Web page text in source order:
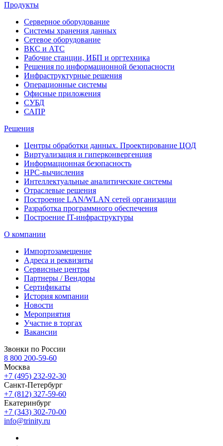
Продукты
Серверное оборудование
Системы хранения данных
Сетевое оборудование
ВКС и АТС
Рабочие станции, ИБП и оргтехника
Решения по информационной безопасности
Инфраструктурные решения
Операционные системы
Офисные приложения
СУБД
САПР
Решения
Центры обработки данных. Проектирование ЦОД
Виртуализация и гиперконвергенция
Информационная безопасность
HPC-вычисления
Интеллектуальные аналитические системы
Отраслевые решения
Построение LAN/WLAN сетей организации
Разработка программного обеспечения
Построение IT-инфраструктуры
О компании
Импортозамещение
Адреса и реквизиты
Сервисные центры
Партнеры / Вендоры
Сертификаты
История компании
Новости
Мероприятия
Участие в торгах
Вакансии
Звонки по России
8 800 200-59-60
Москва
+7 (495) 232-92-30
Санкт-Петербург
+7 (812) 327-59-60
Екатеринбург
+7 (343) 302-70-00
info@trinity.ru